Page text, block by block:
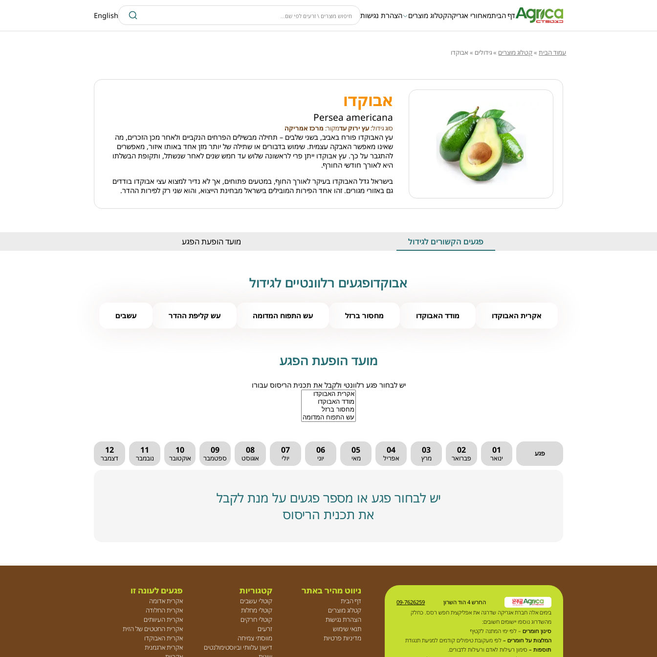
דף הביתמאחורי אגריקהקטלוג מוצרים הצהרת נגישות English
עמוד הבית»קטלוג מוצרים »גידולים » אבוקדו
אבוקדו
Persea americana
סוג גידול:עץ ירוק עדמקור: מרכז אמריקה
עץ האבוקדו פורח באביב, בשני שלבים – תחילה מבשילים הפרחים הנקביים ולאחר מכן הזכרים, מה
שאינו מאפשר האבקה עצמית. שימוש בדבורים או שתילה של יותר מזן אחד באותו איזור, מאפשרים
להתגבר על כך. עץ אבוקדו ייתן פרי לראשונה שלוש עד חמש שנים לאחר שנשתל, ותקופת הבשלתו
היא לאורך חודשי החורף.
בישראל גדל האבוקדו בעיקר לאורך החוף, במטעים פתוחים, אך לא נדיר למצוא עצי אבוקדו בודדים
גם באזורי מגורים. זהו אחד הפירות המובילים בישראל מבחינת הייצוא, והוא שני רק לפירות ההדר.
פגעים הקשורים לגידול מועד הופעת הפגע
אבוקדופגעים רלוונטיים לגידול
אקרית האבוקדו מודד האבוקדו מחסור ברזל עש התפוח המדומה עש קליפת ההדר עשבים
מועד הופעת הפגע
יש לבחור פגע רלוונטי ולקבל את תכנית הריסוס עבורו
פגע 01
ינואר
02
פברואר
03
מרץ
04
אפריל
05
מאי
06
יוני
07
יולי
08
אוגוסט
09
ספטמבר
10
אוקטובר
11
נובמבר
12
דצמבר
יש לבחור פגע או מספר פגעים על מנת לקבל
את תכנית הריסוס
החרש 4 הוד השרון
09-7626259
בימים אלה חברת אגריקה שדרגה את אפליקצית חפש רסס. כחלק
מהשדרוג נוספו יישומים חשובים:
סינון חומרים – לפי ימי המתנה לקטיף
המלצות על חומרים – לפי מעקובת טיפולים קודמים למניעת תנגודת
תוספות – סימון רעילות לאדם ורעילות לדבורים.
ניווט מהיר באתר
דף הבית
קטלוג מוצרים
הצהרת נגישות
תנאי שימוש
מדיניות פרטיות
קטגוריות
קוטלי עשבים
קוטלי מחלות
קוטלי חרקים
זרעים
מווסתי צמיחה
דישון עלוותי וביוסטימולנטים
פגעים לעונה זו
אקרית אדומה
אקרית החלודה
אקרית העיוותים
אקרית החטטים של הזית
אקרית האבוקדו
אקרית ארגמנית